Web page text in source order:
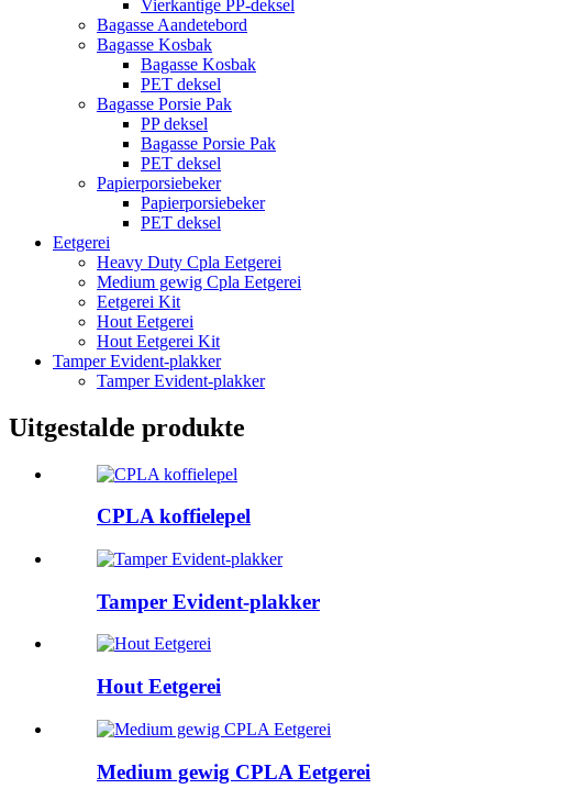
Vierkantige PP-deksel
Bagasse Aandetebord
Bagasse Kosbak
Bagasse Kosbak
PET deksel
Bagasse Porsie Pak
PP deksel
Bagasse Porsie Pak
PET deksel
Papierporsiebeker
Papierporsiebeker
PET deksel
Eetgerei
Heavy Duty Cpla Eetgerei
Medium gewig Cpla Eetgerei
Eetgerei Kit
Hout Eetgerei
Hout Eetgerei Kit
Tamper Evident-plakker
Tamper Evident-plakker
Uitgestalde produkte
CPLA koffielepel
Tamper Evident-plakker
Hout Eetgerei
Medium gewig CPLA Eetgerei